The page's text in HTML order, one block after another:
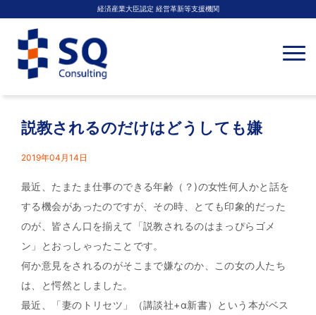
経済産業大臣認定 経営革新等支援機関
N
a
g
説教されるのだけはどうしても嫌
2019年04月14日
最近、たまたま仕事のできる年齢（？)の女性何人かと話を
する機会があったのですが、その時、とても印象的だった
のが、皆さん口を揃えて「説教されるのはまっぴらゴメ
ン」とおっしゃったことです。
何か意見をされるのがそこまで嫌なのか、この女の人たち
は、と愕然としました。
最近、「妻のトリセツ」（講談社+α新書）という本がベス